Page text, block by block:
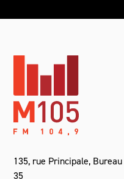
135, rue Principale, Bureau
35